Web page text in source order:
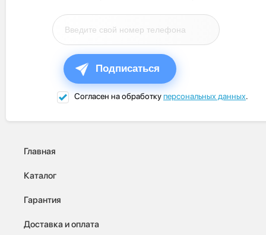
Подписаться
Согласен на обработкуперсональных данных.
Главная
Каталог
Гарантия
Доставка и оплата